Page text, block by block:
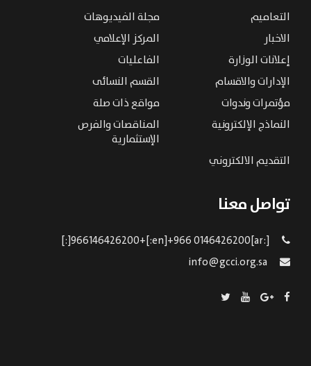
التعاميم
مجلة الفيديوهات
الاخبار
المركز الإعلامي
إعلانات الوزارة
الفاعليات
الإدارات والاقسام
القسم النسائى
مؤتمرات وندوات
مواقع ذات صلة
النماذج الإلكترونية
المناقصات والفرص
الإستثمارية
التقديم الالكتروني
تواصل معنا
[:ar]966146426200+[:en]+966 0146426200[:]